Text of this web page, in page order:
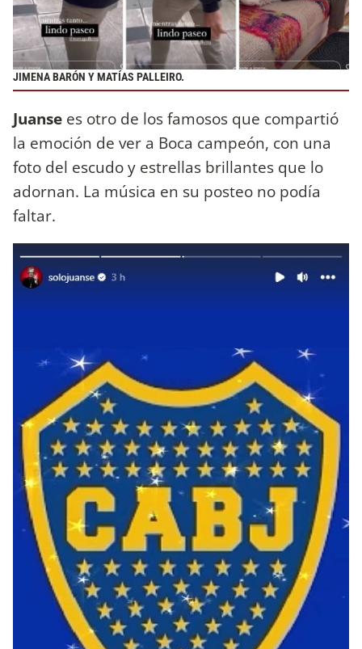
JIMENA BARÓN Y MATÍAS PALLEIRO.
Juanse es otro de los famosos que compartió
la emoción de ver a Boca campeón, con una
foto del escudo y estrellas brillantes que lo
adornan. La música en su posteo no podía
faltar.